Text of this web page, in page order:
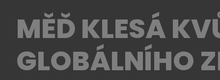
MĚĎ KLESÁ
GLOBÁLNÍHO